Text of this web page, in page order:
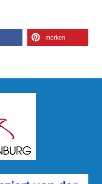
merken